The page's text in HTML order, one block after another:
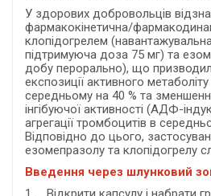
У здорових добровольців
фармакокінетична/
клопідогрелем
підтримуюча доза 75 мг) та
добу перорально), що
експозиції активного
середньому на 40 % та
інгібуючої активності (АДФ-
агрегації тромбоцитів в
Відповідно до цього,
езомепразолу та клопідогрелу
Введення через шлунковий